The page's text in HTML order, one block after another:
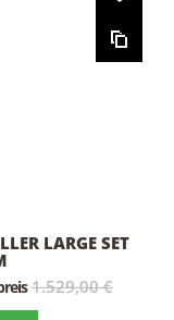
LARGE SET
1.529,00 €